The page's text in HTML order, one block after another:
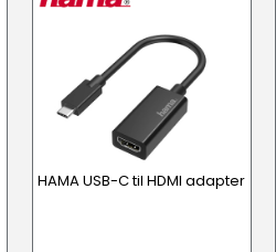
HAMA USB-C til HDMI adapter